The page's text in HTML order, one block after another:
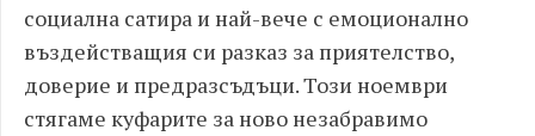
социална сатира и най-вече с емоционално
въздействащия си разказ за приятелство,
доверие и предразсъдъци. Този ноември
стягаме куфарите за ново незабравимо